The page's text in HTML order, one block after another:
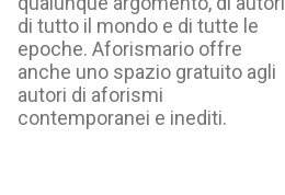
di tutto il mondo e di tutte le
epoche. Aforismario offre
anche uno spazio gratuito agli
autori di aforismi
contemporanei e inediti.